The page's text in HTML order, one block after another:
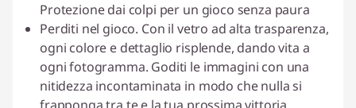
Protezione dai colpi per un gioco senza paura
Perditi nel gioco. Con il vetro ad alta trasparenza,
ogni colore e dettaglio risplende, dando vita a
ogni fotogramma. Goditi le immagini con una
nitidezza incontaminata in modo che nulla si